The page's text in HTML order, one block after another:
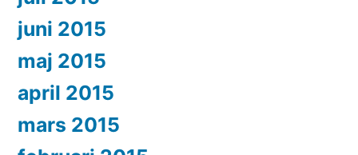
juni 2015
maj 2015
april 2015
mars 2015